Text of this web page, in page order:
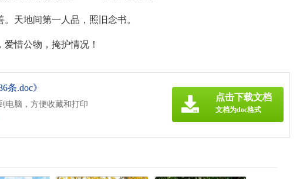
天地间第一人品，照旧念书。
惜公物，掩护情况！
条.doc》
电脑，方便收藏和打印
点击下载文档
文档为doc格式